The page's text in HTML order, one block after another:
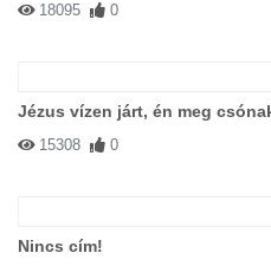
18095 0
Jézus vízen járt, én meg
15308 0
Nincs cím!